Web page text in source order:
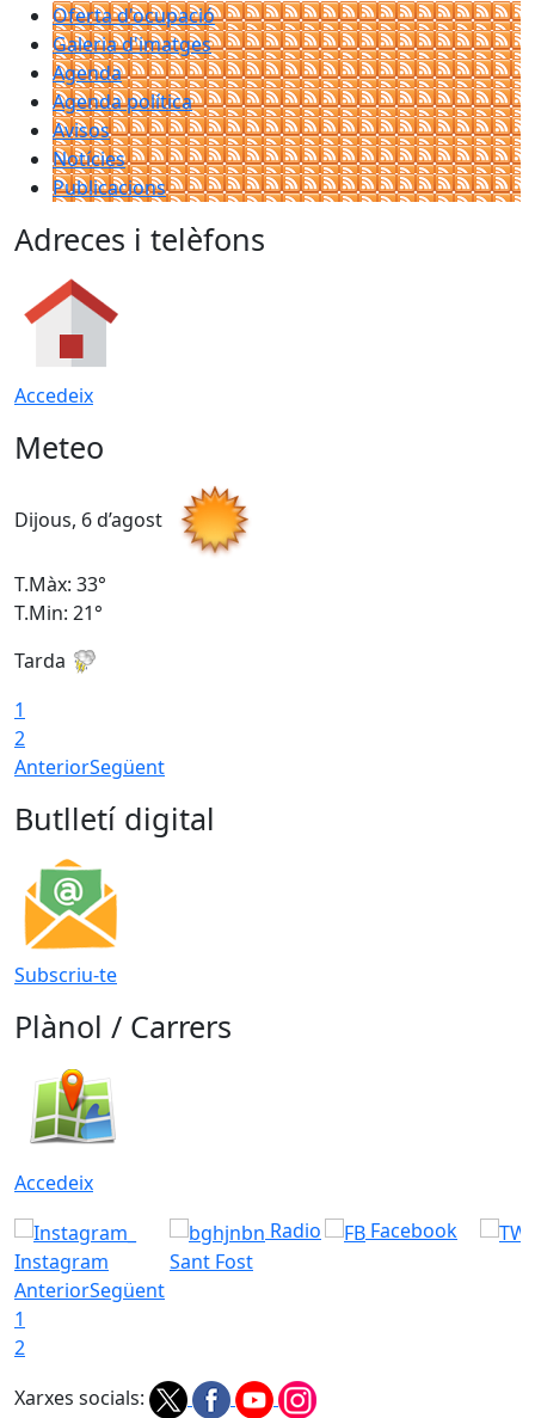
Oferta d'ocupació
Galeria d'imatges
Agenda
Agenda política
Avisos
Notícies
Publicacions
Adreces i telèfons
Accedeix
Meteo
Dijous, 6 d’agost
T.Màx: 33°
T.Min: 21°
Tarda
1
2
AnteriorSegüent
Butlletí digital
Subscriu-te
Plànol / Carrers
Accedeix
Instagram
Radio
Sant Fost
Facebook
AnteriorSegüent
1
2
Xarxes socials: